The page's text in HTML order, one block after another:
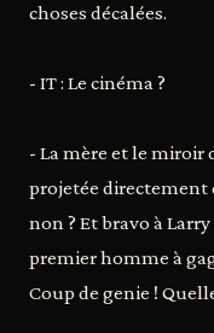
choses décalées.
- IT : Le cinéma ?
- La mère et le miroir
projetée directement
non ? Et bravo à
premier homme à
Coup de genie !